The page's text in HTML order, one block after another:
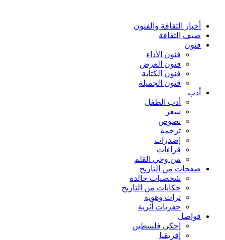
أخبار الثقافة والفنون
ضيف الثقافة
فنون
فنون الأداء
فنون العرض
فنون الكتابة
فنون الجميلة
أدب
أدب الطفل
شعر
نصوص
ترجمة
إصدرات
قراءات
من وحي القلم
صفحات من التاريخ
شخصيات خالدة
حكايات من التاريخ
تراث وهوية
حفريات أثرية
فواصل
إحكي فلسطين
إفريقيا